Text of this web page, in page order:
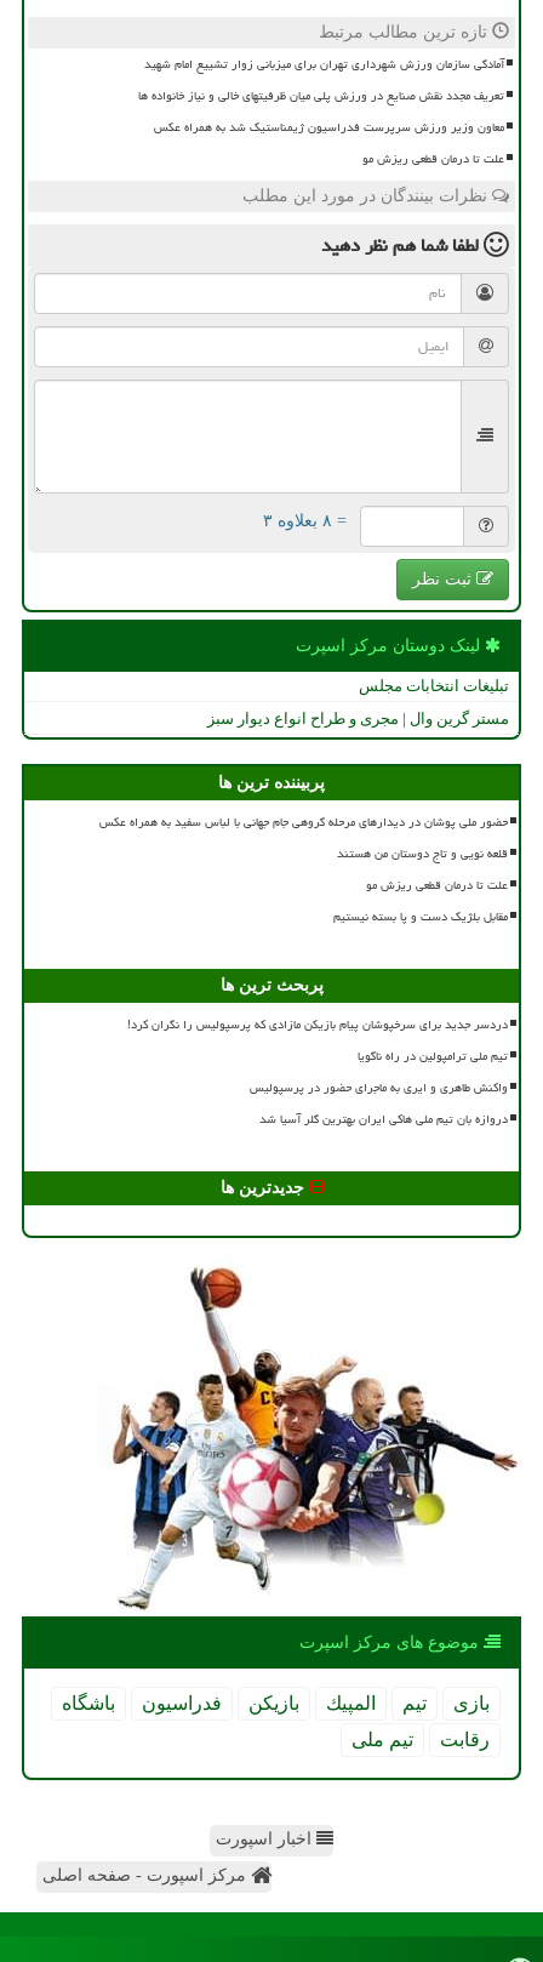
تازه ترین مطالب مرتبط
آمادگی سازمان ورزش شهرداری تهران برای میزبانی زوار تشییع امام شهید
تعریف مجدد نقش صنایع در ورزش پلی میان ظرفیتهای خالی و نیاز خانواده ها
معاون وزیر ورزش سرپرست فدراسیون ژیمناستیک شد به همراه عکس
علت تا درمان قطعی ریزش مو
نظرات بینندگان در مورد این مطلب
لطفا شما همنظر دهید
= ۸ بعلاوه ۳
ثبت نظر
لینک دوستان مركز اسپرت
تبلیغات انتخابات مجلس
مستر گرین وال | مجری و طراح انواع دیوار سبز
پربیننده ترین ها
حضور ملی پوشان در دیدارهای مرحله گروهی جام جهانی با لباس سفید به همراه عکس
قلعه نویی و تاج دوستان من هستند
علت تا درمان قطعی ریزش مو
مقابل بلژیک دست و پا بسته نیستیم
پربحث ترین ها
دردسر جدید برای سرخپوشان پیام بازیکن مازادی که پرسپولیس را نگران کرد!
تیم ملی ترامپولین در راه ناگویا
واکنش طاهری و ایری به ماجرای حضور در پرسپولیس
دروازه بان تیم ملی هاکی ایران بهترین گلر آسیا شد
جدیدترین ها
موضوع های مركز اسپرت
بازی تیم المپیك بازیكن فدراسیون
باشگاه
رقابت
تیم ملی
اخبار اسپورت
مرکز اسپورت - صفحه اصلی